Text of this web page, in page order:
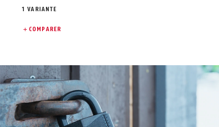
1 VARIANTE
COMPARER